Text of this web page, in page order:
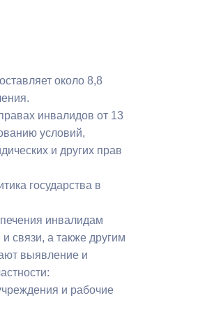
коррупции
комфортной
граждан
сведения
оборона в
строительство
финансового
около 8,8
инвалидов от 13
условий,
и других прав
государства в
инвалидам
связи, а также другим
выявление и
и рабочие